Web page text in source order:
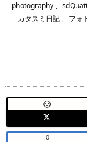
photography ,
カタスミ日記 , フォ

0